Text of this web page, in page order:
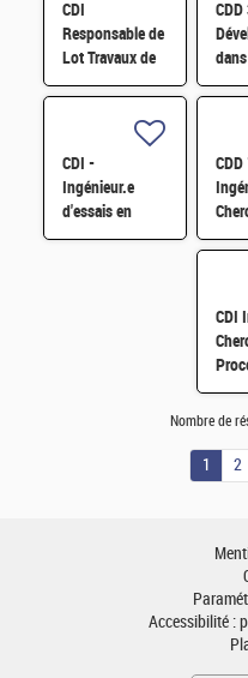
CDI
Responsable de
Lot Travaux de
Démantèlement
de
CDI -
Ingénieur.e
d'essais en
mécanique
CDI
&
les
Nombre de
1 2
Accessibilité :